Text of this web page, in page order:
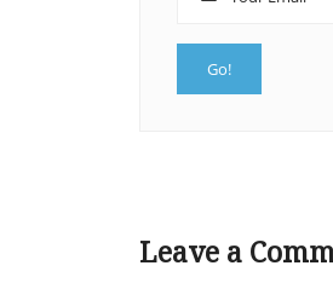
Leave a